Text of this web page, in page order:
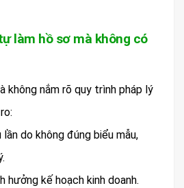
làm hồ sơ mà không có
không nắm rõ quy trình pháp lý
do không đúng biểu mẫu,
hưởng kế hoạch kinh doanh.